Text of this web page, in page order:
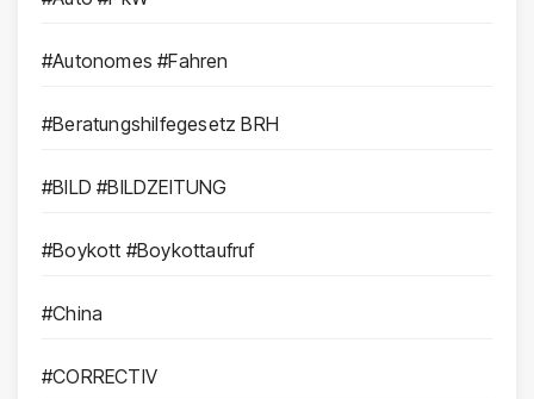
#Autonomes #Fahren
#Beratungshilfegesetz BRH
#BILD #BILDZEITUNG
#Boykott #Boykottaufruf
#China
#CORRECTIV